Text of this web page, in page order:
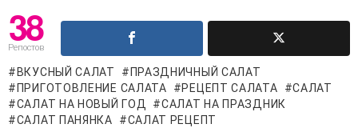
38
Репостов
ВКУСНЫЙ САЛАТ
ПРАЗДНИЧНЫЙ САЛАТ
ПРИГОТОВЛЕНИЕ САЛАТА
РЕЦЕПТ САЛАТА
САЛАТ
САЛАТ НА НОВЫЙ ГОД
САЛАТ НА ПРАЗДНИК
САЛАТ ПАНЯНКА
САЛАТ РЕЦЕПТ